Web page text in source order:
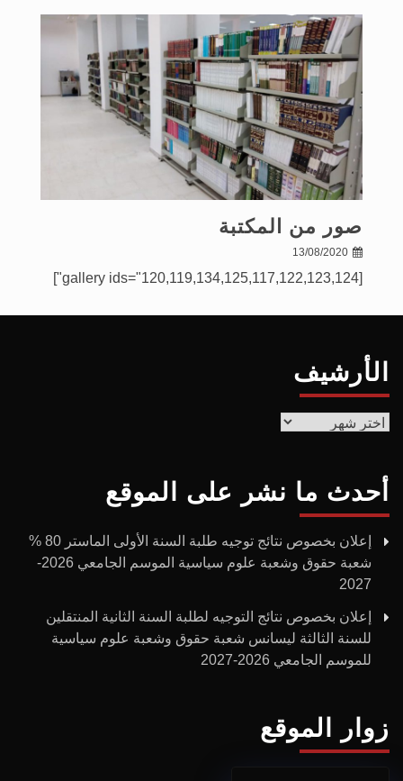
صور من المكتبة
13/08/2020
[gallery ids="120,119,134,125,117,122,123,124"]
الأرشيف
الأرشيف
أحدث ما نشر على الموقع
إعلان بخصوص نتائج توجيه طلبة السنة الأولى الماستر 80 %
شعبة حقوق وشعبة علوم سياسية الموسم الجامعي 2026-
2027
إعلان بخصوص نتائج التوجيه لطلبة السنة الثانية المنتقلين
للسنة الثالثة ليسانس شعبة حقوق وشعبة علوم سياسية
للموسم الجامعي 2026-2027
زوار الموقع